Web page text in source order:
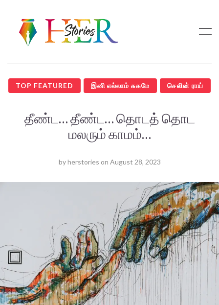
TOP FEATURED இனி எல்லாம் சுகமே செலின் ராய்
தீண்ட… தீண்ட… தொடத் தொட
மலரும் காமம்…
byherstories on August 28, 2023